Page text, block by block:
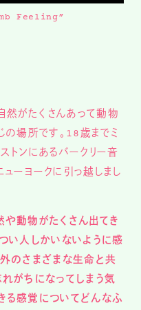
Feeling”
然がたくさんあって動物
の場所です。18歳までミ
トンにあるバークリー音
ーヨークに引っ越しまし
動物がたくさん出てき
い人しかいないように感
のさまざまな生命と共
がちになってしまう気
る感覚についてどんなふ